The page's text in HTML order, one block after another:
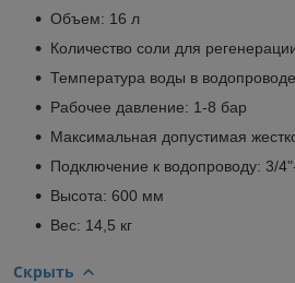
Объем: 16 л
Количество соли для
Температура воды в
Рабочее давление: 1-8 бар
Максимальная допустимая
Подключение к водопроводу: 3/
Высота: 600 мм
Вес: 14,5 кг
Скрыть